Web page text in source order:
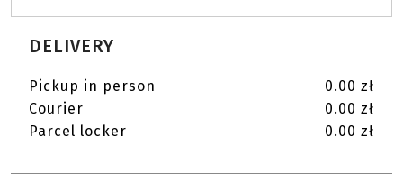
DELIVERY
Pickup in person
0.00 zł
Courier
0.00 zł
Parcel locker
0.00 zł